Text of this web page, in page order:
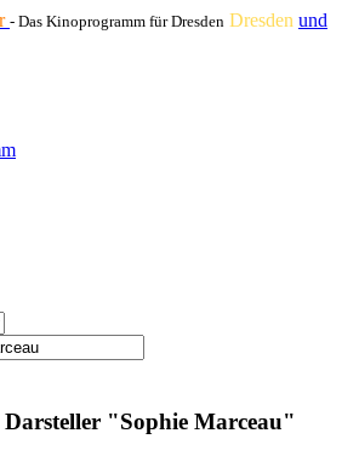
- Das Kinoprogramm für Dresden Dresden und
Darsteller "Sophie Marceau"